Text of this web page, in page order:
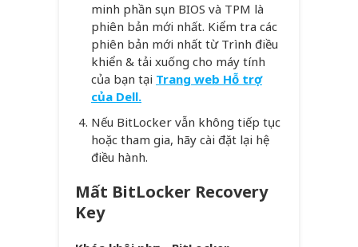
minh phần sụn BIOS và TPM là
phiên bản mới nhất. Kiểm tra các
phiên bản mới nhất từ ​​Trình điều
khiển & tải xuống cho máy tính
của bạn tại Trang web Hỗ trợ
của Dell.
Nếu BitLocker vẫn không tiếp tục
hoặc tham gia, hãy cài đặt lại hệ
điều hành.
Mất BitLocker Recovery
Key